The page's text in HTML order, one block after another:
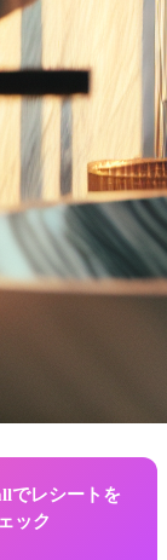
でレシートを
ック